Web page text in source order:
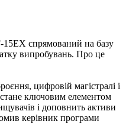
спрямований на базу
випробувань. Про це
цифровій магістралі і
стане ключовим елементом
і доповнить активи
керівник програми